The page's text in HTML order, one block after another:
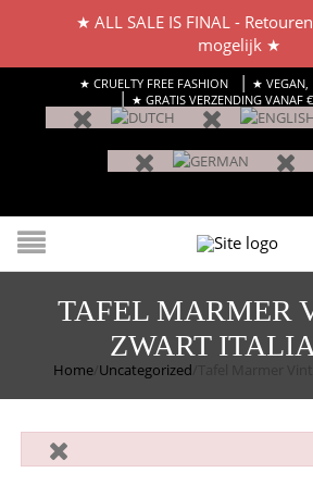
★ CRUELTY FREE FASHION | ★ VEGAN,
| ★ GRATIS VERZENDING VANAF
TAFEL MARMER
ZWART
Home Uncategorized
★ ALL SALE IS FINAL -
mogelijk ★